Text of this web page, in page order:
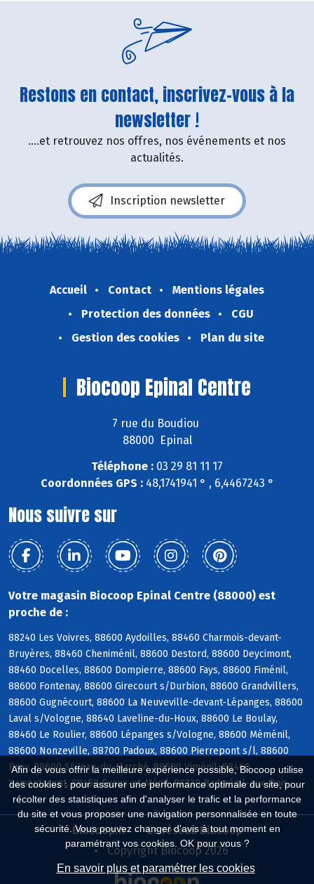
Afin de vous offrir la meilleure expérience possible, Biocoop utilise
des cookies : pour assurer une performance optimale du site, pour
récolter des statistiques afin d'analyser le trafic et la performance
du site et vous proposer une navigation personnalisée en toute
sécurité. Vous pouvez changer d'avis à tout moment en
paramétrant vos cookies. OK pour vous ?
En savoir plus et paramétrer les cookies
Restons en contact, inscrivez-vous à la
newsletter !
....et retrouvez nos offres, nos événements et nos
actualités.
Inscription newsletter
Accueil Contact
Mentions légales
Protection des données
CGU
Gestion des cookies
Plan du site
Biocoop Epinal Centre
7 rue du Boudiou
88000 Epinal
Téléphone : 03 29 81 11 17
Coordonnées GPS :48,1741941 ° , 6,4467243 °
Nous suivre sur
Votre magasin Biocoop Epinal Centre (88000) est
proche de :
88240 Les Voivres, 88600 Aydoilles, 88460 Charmois-devant-
Bruyères, 88460 Cheniménil, 88600 Destord, 88600 Deycimont,
88460 Docelles, 88600 Dompierre, 88600 Fays, 88600 Fiménil,
88600 Fontenay, 88600 Girecourt s/Durbion, 88600 Grandvillers,
88600 Gugnécourt, 88600 La Neuveville-devant-Lépanges, 88600
Laval s/Vologne, 88640 Laveline-du-Houx, 88600 Le Boulay,
88460 Le Roulier, 88600 Lépanges s/Vologne, 88600 Méménil,
88600 Nonzeville, 88700 Padoux, 88600 Pierrepont s/l, 88600
Prey, 88600 St-Jean-du-Marché, 88600 Viménil, 88460
Xamontarupt, 88450 Evaux-et-Ménil, 88330 Badménil-aux-Bois
Biocoop.fr
Le réseau Biocoop
Copyright Biocoop 2026